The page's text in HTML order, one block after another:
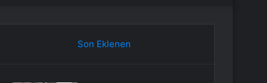
Son Eklenen